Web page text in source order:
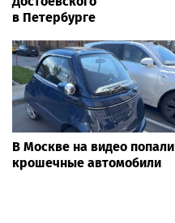
в Петербурге
В Москве на видео попали
крошечные автомобили